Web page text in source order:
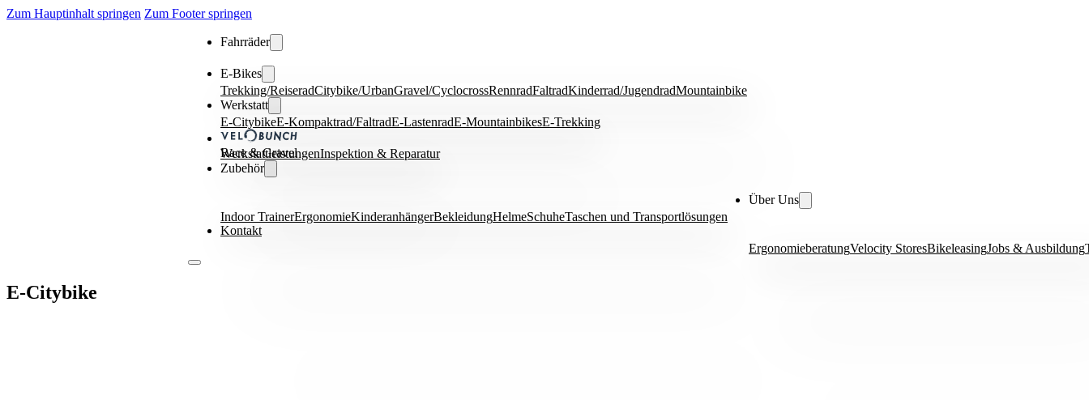
Zum Hauptinhalt springen Zum Footer springen
Fahrräder
Trekking/ReiseradCitybike/UrbanGravel/CyclocrossRennradFaltradKinderrad/JugendradMountainbike
E-Bikes
E-CitybikeE-Kompaktrad/FaltradE-LastenradE-MountainbikesE-Trekking
Werkstatt
WerkstattleistungenInspektion & Reparatur
Race & Gravel
Zubehör
Indoor TrainerErgonomieKinderanhängerBekleidungHelmeSchuheTaschen und Transportlösungen
Über Uns
ErgonomieberatungVelocity StoresBikeleasingJobs & Ausbildung
Kontakt
E-Citybike